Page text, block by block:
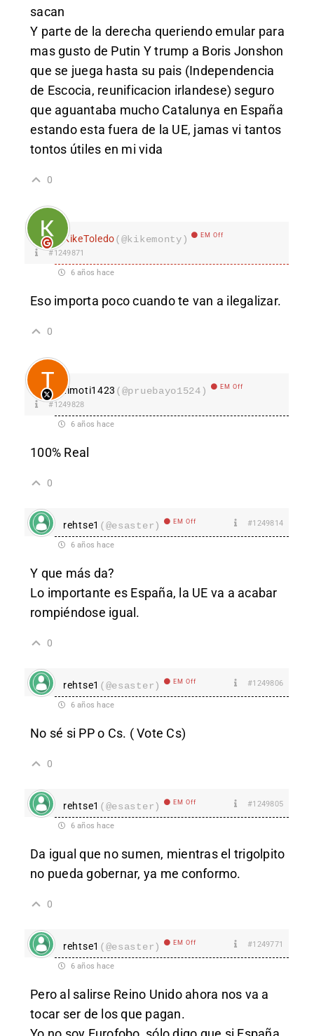
sacan
Y parte de la derecha queriendo emular para
mas gusto de Putin Y trump a Boris Jonshon
que se juega hasta su pais (Independencia
de Escocia, reunificacion irlandese) seguro
que aguantaba mucho Catalunya en España
estando esta fuera de la UE, jamas vi tantos
tontos útiles en mi vida
0
KikeToledo(@kikemonty) EM Off
#1249871
6 años hace
Eso importa poco cuando te van a ilegalizar.
0
timoti1423 (@pruebayo1524) EM Off
#1249828
6 años hace
100% Real
0
rehtse1 (@esaster) EM Off #1249814
6 años hace
Y que más da?
Lo importante es España, la UE va a acabar
rompiéndose igual.
0
rehtse1 (@esaster) EM Off #1249806
6 años hace
No sé si PP o Cs. ( Vote Cs)
0
rehtse1 (@esaster) EM Off #1249805
6 años hace
Da igual que no sumen, mientras el trigolpito
no pueda gobernar, ya me conformo.
0
rehtse1 (@esaster) EM Off #1249771
6 años hace
Pero al salirse Reino Unido ahora nos va a
tocar ser de los que pagan.